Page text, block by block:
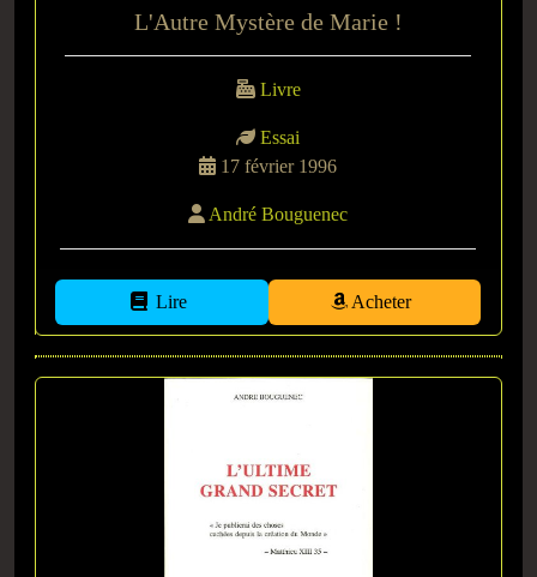
L'Autre Mystère de Marie !
Livre
Essai
17 février 1996
André Bouguenec
Lire Acheter